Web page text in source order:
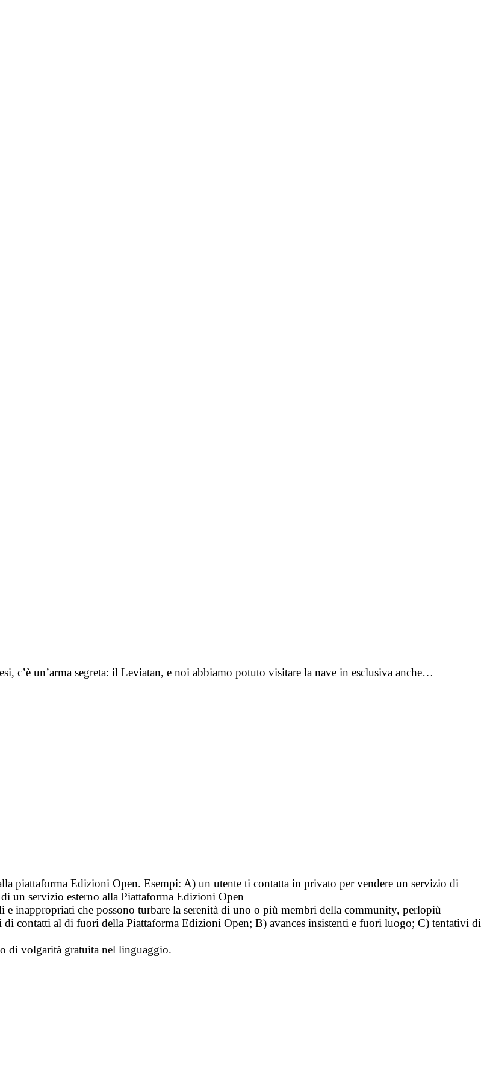
c’è un’arma segreta: il Leviatan, e noi abbiamo potuto visitare la nave in esclusiva anche…
piattaforma Edizioni Open. Esempi: A) un utente ti contatta in privato per vendere un servizio di
servizio esterno alla Piattaforma Edizioni Open
e inappropriati che possono turbare la serenità di uno o più membri della community, perlopiù
contatti al di fuori della Piattaforma Edizioni Open; B) avances insistenti e fuori luogo; C) tentativi di
di volgarità gratuita nel linguaggio.